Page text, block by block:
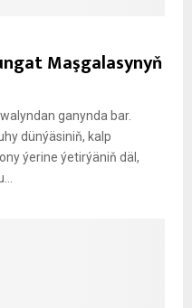
Maşgalasynyň
ganynda bar.
dünýäsiniň, kalp
ýerine ýetirýäniň däl,